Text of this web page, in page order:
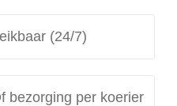
(24/7)
bezorging per koerier